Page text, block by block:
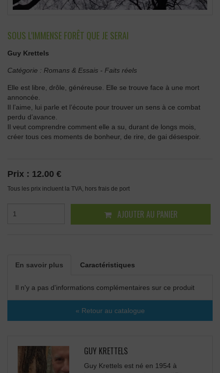
SOUS L'IMMENSE FORÊT QUE JE SERAI
Guy Krettels
Catégorie : Romans & Essais - Faits réels
Elle est libre, drôle, généreuse. Elle se trouve face à une mort
annoncée.
Il l’aime, lui parle et l’écoute pour trouver un sens à ce combat
perdu d’avance.
Il veut comprendre comment elle a su, durant de longs mois,
créer tous ces moments de bonheur, de rire, de gai désespoir.
Prix : 12.00 €
Tous les prix incluent la TVA, hors frais de port
AJOUTER AU PANIER
En savoir plus Caractéristiques
Il n'y a pas d'informations complémentaires sur ce produit
« Retour au catalogue
GUY KRETTELS
Guy Krettels est né en 1954 à